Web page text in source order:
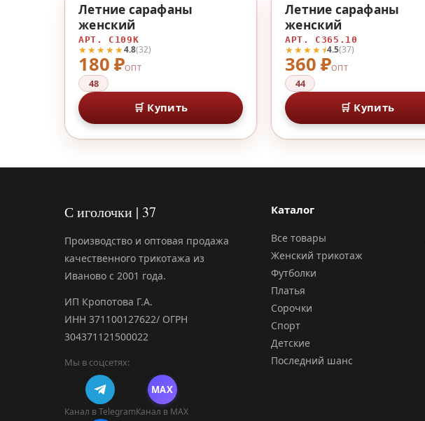
180 ₽ОПТ
★★★★★4.8(32)
Летние сарафаны
женский
АРТ. С109К
48
🛒 Купить
360 ₽ОПТ
★★★★⯨4.5(37)
Летние сарафаны
женский
АРТ. С365.10
44
🛒 Купить
С иголочки | 37
Производство и оптовая продажа
качественного трикотажа из
Иваново с 2001 года.
ИП Кропотова Г.А.
ИНН 371100127622/ ОГРН
304371121500022
Мы в соцсетях:
Канал в Telegram
MAX
Канал в MAX
Каталог
Все товары
Женский трикотаж
Футболки
Платья
Сорочки
Спорт
Детские
Последний шанс